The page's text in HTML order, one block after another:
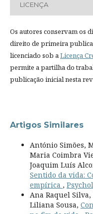
LICENÇA
Os autores conservam os
direito de primeira
licenciado sob aLicença
permite a partilha do
publicação inicial nesta
Artigos Similares
António Simões,
Maria Coimbra
Joaquim Luís
Sentido da vida:
empírica ,
Ana Raquel
Liliana Sousa,